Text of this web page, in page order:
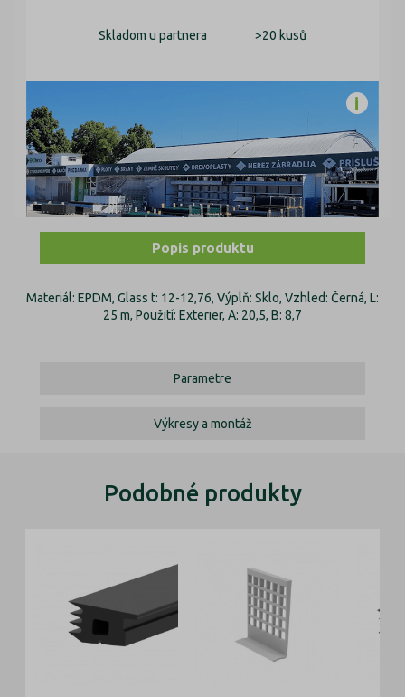
Skladom u partnera >20 kusů
Popis produktu
Materiál: EPDM, Glass t: 12-12,76, Výplň: Sklo, Vzhled: Černá, L:
25 m, Použití: Exterier, A: 20,5, B: 8,7
Parametre
Výkresy a montáž
Podobné produkty